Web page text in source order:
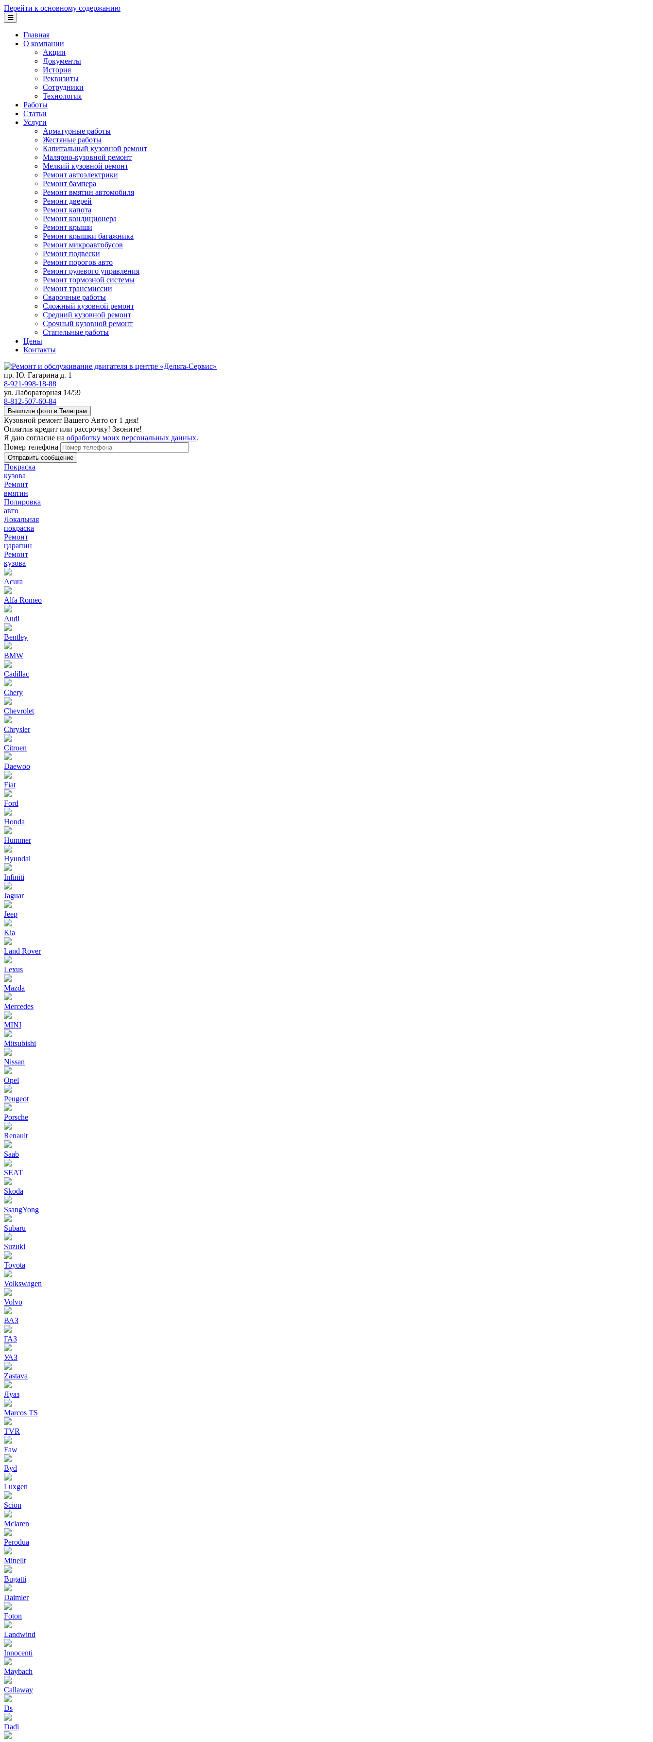
Перейти к основному содержанию
Главная
О компании
Акции
Документы
История
Реквизиты
Сотрудники
Технология
Работы
Статьи
Услуги
Арматурные работы
Жестяные работы
Капитальный кузовной ремонт
Малярно-кузовной ремонт
Мелкий кузовной ремонт
Ремонт автоэлектрики
Ремонт бампера
Ремонт вмятин автомобиля
Ремонт дверей
Ремонт капота
Ремонт кондиционера
Ремонт крыши
Ремонт крышки багажника
Ремонт микроавтобусов
Ремонт подвески
Ремонт порогов авто
Ремонт рулевого управления
Ремонт тормозной системы
Ремонт трансмиссии
Сварочные работы
Сложный кузовной ремонт
Средний кузовной ремонт
Срочный кузовной ремонт
Стапельные работы
Цены
Контакты
пр. Ю. Гагарина д. 1
8-921-998-18-88
ул. Лабораторная 14/59
8-812-507-60-84
Вышлите фото в Телеграм
Кузовной ремонт Вашего Авто от 1 дня!
Оплатив кредит или рассрочку! Звоните!
Я даю согласие на обработку моих персональных данных.
Номер телефона
Покраска
кузова
Ремонт
вмятин
Полировка
авто
Локальная
покраска
Ремонт
царапин
Ремонт
кузова
Acura
Alfa Romeo
Audi
Bentley
BMW
Cadillac
Chery
Chevrolet
Chrysler
Citroen
Daewoo
Fiat
Ford
Honda
Hummer
Hyundai
Infiniti
Jaguar
Jeep
Kia
Land Rover
Lexus
Mazda
Mercedes
MINI
Mitsubishi
Nissan
Opel
Peugeot
Porsche
Renault
Saab
SEAT
Skoda
SsangYong
Subaru
Suzuki
Toyota
Volkswagen
Volvo
ВАЗ
ГАЗ
УАЗ
Zastava
Луаз
Marcos TS
TVR
Faw
Byd
Luxgen
Scion
Mclaren
Perodua
Minellt
Bugatti
Daimler
Foton
Landwind
Innocenti
Maybach
Callaway
Ds
Dadi